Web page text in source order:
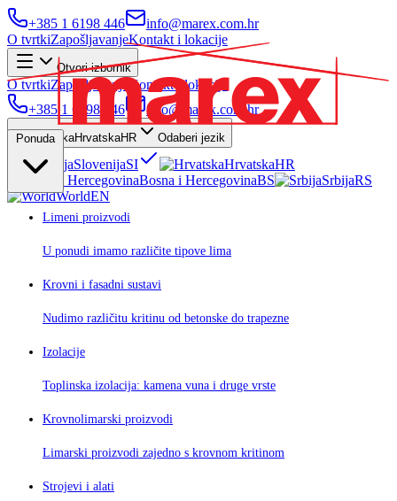
+385 1 6198 446
info@marex.com.hr
O tvrtkiZapošljavanjeKontakt i lokacije
Otvori izbornik
O tvrtkiZapošljavanje
Kontakt i lokacije
+385 1 6198 446
info@marex.com.hr
HrvatskaHR Odaberi jezik
SlovenijaSI HrvatskaHR
Bosna i HercegovinaBS SrbijaRS
WorldEN
Ponuda
Limeni proizvodi
U ponudi imamo različite tipove lima
Krovni i fasadni sustavi
Nudimo različitu kritinu od betonske do trapezne
Izolacije
Toplinska izolacija: kamena vuna i druge vrste
Krovnolimarski proizvodi
Limarski proizvodi zajedno s krovnom kritinom
Strojevi i alati